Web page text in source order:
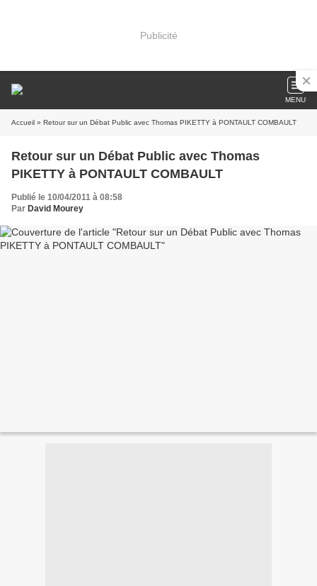
Publicité
MENU
Accueil » Retour sur un Débat Public avec Thomas PIKETTY à PONTAULT COMBAULT
Retour sur un Débat Public avec Thomas
PIKETTY à PONTAULT COMBAULT
Publié le 10/04/2011 à 08:58
Par David Mourey